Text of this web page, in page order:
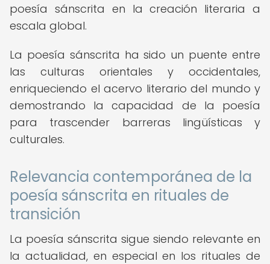
poesía sánscrita en la creación literaria a
escala global.
La poesía sánscrita ha sido un puente entre
las culturas orientales y occidentales,
enriqueciendo el acervo literario del mundo y
demostrando la capacidad de la poesía
para trascender barreras lingüísticas y
culturales.
Relevancia contemporánea de la
poesía sánscrita en rituales de
transición
La poesía sánscrita sigue siendo relevante en
la actualidad, en especial en los rituales de